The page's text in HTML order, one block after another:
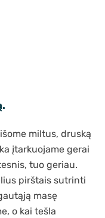
miltus, druską
įtarkuojame gerai
tuo geriau.
pirštais sutrinti
masę
o kai tešla